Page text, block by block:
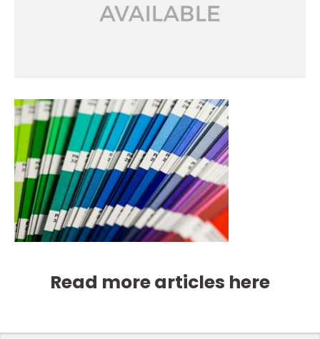
Read more articles here